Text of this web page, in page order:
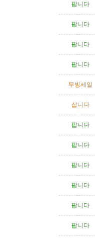
팝니다
팝니다
팝니다
팝니다
무빙세일
삽니다
팝니다
팝니다
팝니다
팝니다
팝니다
팝니다